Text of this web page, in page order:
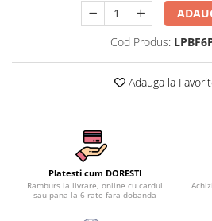
Cod Produs:
Adauga la
Platesti cum DORESTI
Ramburs la livrare, online cu cardul
sau pana la 6 rate fara dobanda